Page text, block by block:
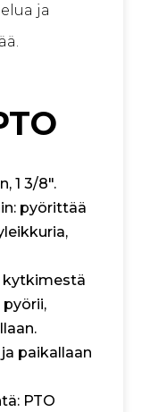
ja
1 3/8″.
pyörittää
kytkimestä
paikallaan
PTO